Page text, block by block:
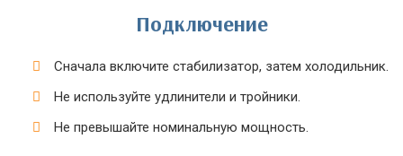
Подключение
Сначала включите стабилизатор, затем холодильник.
Не используйте удлинители и тройники.
Не превышайте номинальную мощность.